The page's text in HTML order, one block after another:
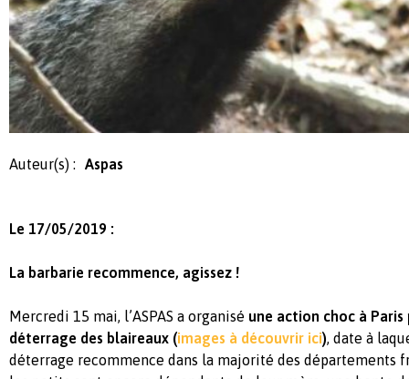
Auteur(s) : Aspas
Le 17/05/2019 :
La barbarie recommence, agissez !
Mercredi 15 mai, l’ASPAS a organisé une action choc à
déterrage des blaireaux (images à découvrir ici), date à
déterrage recommence dans la majorité des départements